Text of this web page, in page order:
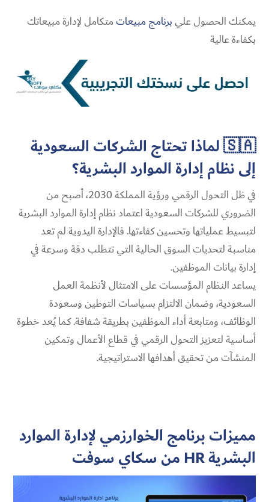
يمكنك الحصول عليبرنامج مبيعاتمتكامل لإدارة مبيعاتك
بكفاءة عالية
🇸🇦 لماذا تحتاج الشركات السعودية
إلى نظام إدارة الموارد البشرية؟
في ظل التحول الرقمي ورؤية المملكة 2030، أصبح من
الضروري للشركات السعودية اعتماد نظام إدارة الموارد البشرية
لتبسيط عملياتها وتحسين كفاءتها. فالإدارة اليدوية لم تعد
مناسبة لتحديات السوق الحالية التي تتطلب دقة وسرعة في
إدارة بيانات الموظفين.
يساعد النظام المؤسسات على الامتثال لأنظمة العمل
السعودية، وضمان الالتزام بسياسات التوطين وسعودة
الوظائف، ومتابعة أداء الموظفين بطريقة شفافة. كما يُعد خطوة
أساسية لتعزيز التحول الرقمي في قطاع الأعمال وتمكين
المنشآت من تحقيق أهدافها الاستراتيجية.
مميزات برنامج الخوارزمي لإدارة الموارد
البشرية HR من سكاي سوفت